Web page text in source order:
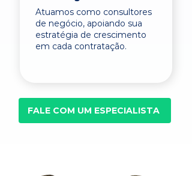
Atuamos como consultores
de negócio, apoiando sua
estratégia de crescimento
em cada contratação.
FALE COM UM ESPECIALISTA